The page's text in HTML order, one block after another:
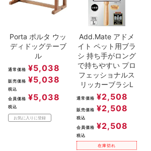
Porta ポルタ ウッ
ディドッグテーブ
ル
通常価格 ¥5,038
販売価格 ¥5,038
税込
会員価格 ¥5,038
税込
お気に入りに登録
Add.Mate アドメ
イト ペット用ブラ
シ 持ち手がロング
で持ちやすい プロ
フェッショナルス
リッカーブラシL
通常価格 ¥2,508
販売価格 ¥2,508
税込
会員価格 ¥2,508
税込
在庫切れ